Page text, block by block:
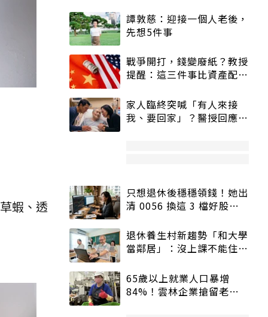
蝦、透
譚敦慈：迎接一個人老後，
先想5件事
戰爭開打，錢變廢紙？教授
提醒：這三件事比資產配置
家人臨終突喊「有人來接
我、要回家」？醫授回應方
只想退休後穩穩領錢！她出
清 0056 換這 3 檔好股：
退休養生村新趨勢「和大學
當鄰居」：沒上課不能住、
65歲以上就業人口暴增
84%！雲林企業搶留老員